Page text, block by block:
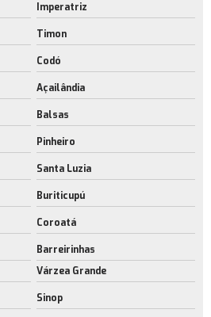
Imperatriz
Timon
Codó
Açailândia
Balsas
Pinheiro
Santa Luzia
Buriticupú
Coroatá
Barreirinhas
Várzea Grande
Sinop